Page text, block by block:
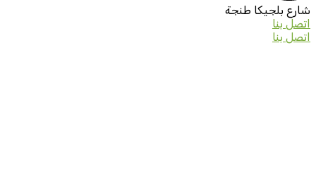
شارع بلجيكا طنجة
اتصل بنا
اتصل بنا